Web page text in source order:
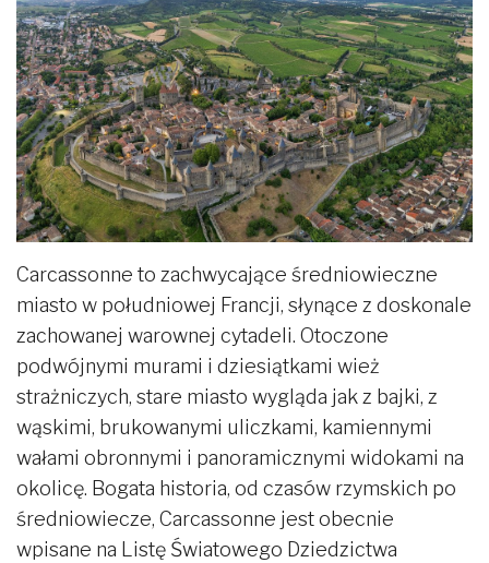
Carcassonne to zachwycające średniowieczne
miasto w południowej Francji, słynące z doskonale
zachowanej warownej cytadeli. Otoczone
podwójnymi murami i dziesiątkami wież
strażniczych, stare miasto wygląda jak z bajki, z
wąskimi, brukowanymi uliczkami, kamiennymi
wałami obronnymi i panoramicznymi widokami na
okolicę. Bogata historia, od czasów rzymskich po
średniowiecze, Carcassonne jest obecnie
wpisane na Listę Światowego Dziedzictwa